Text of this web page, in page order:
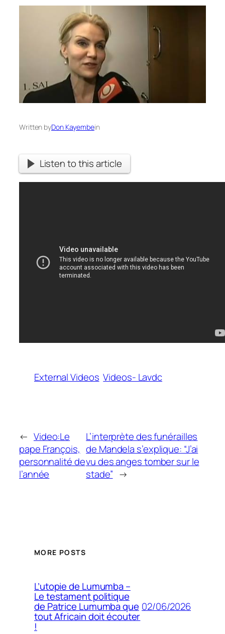
Written byDon Kayembein
Listen to this article
External Videos Videos- Lavdc
← Video:Le
pape François,
personnalité de
l’année
L’interprète des funérailles
de Mandela s’explique: “J’ai
vu des anges tomber sur le
stade” →
MORE POSTS
L’utopie de Lumumba –
Le testament politique
de Patrice Lumumba que
tout Africain doit écouter
!
02/06/2026